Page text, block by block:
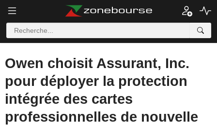
Owen choisit Assurant, Inc.
pour déployer la protection
intégrée des cartes
professionnelles de nouvelle